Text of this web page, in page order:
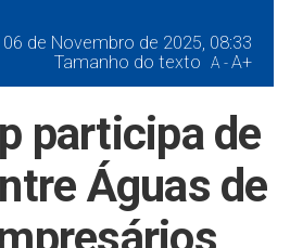
de Novembro de 2025, 08:33
Tamanho do texto
A -A+
participa de
Águas de